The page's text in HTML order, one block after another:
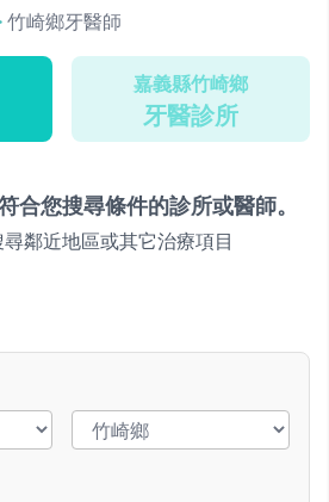
竹崎鄉牙醫師
嘉義縣竹崎鄉
牙醫診所
合您搜尋條件的診所或醫師。
鄰近地區或其它治療項目